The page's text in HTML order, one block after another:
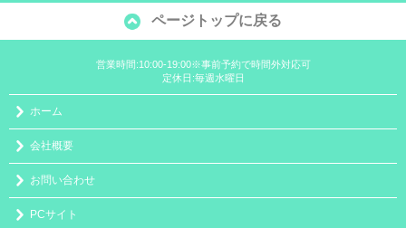
ページトップに戻る
営業時間:10:00-19:00※事前予約で時間外対応可
定休日:毎週水曜日
ホーム
会社概要
お問い合わせ
PCサイト